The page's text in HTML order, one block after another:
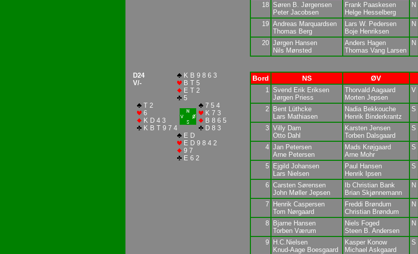
18
Søren B. Jørgensen
Peter Jacobsen
Frank Paaskesen
Helge Hesselberg
N
19 Andreas Marquardsen
Thomas Berg
Lars W. Pedersen
Boje Henriksen
N
20 Jørgen Hansen
Nils Mønsted
Anders Hagen
Thomas Vang Larsen
N
D24
V/-
K B 9 8 6 3
B T 5
E T 2
5
T 2
6
K D 4 3
K B T 9 7 4
7 5 4
K 7 3
B 8 6 5
D 8 3
E D
E D 9 8 4 2
9 7
E 6 2
Bord NS ØV
1
Svend Erik Eriksen
Jørgen Priess
Thorvald Aagaard
Morten Jepsen
V
2
Bent Lüthcke
Lars Mathiasen
Nadia Bekkouche
Henrik Binderkrantz
S
3 Villy Dam
Otto Dahl
Karsten Jensen
Torben Dalsgaard
S
4 Jan Petersen
Arne Petersen
Mads Krøjgaard
Arne Mohr
S
5
Ejgild Johansen
Lars Nielsen
Paul Hansen
Henrik Ipsen
S
6 Carsten Sørensen
John Møller Jepsen
Ib Christian Bank
Brian Skjønnemann
N
7
Henrik Caspersen
Tom Nørgaard
Freddi Brøndum
Christian Brøndum
N
8
Bjarne Hansen
Torben Værum
Niels Foged
Steen B. Andersen
N
9
H.C.Nielsen
Knud-Aage Boesgaard
Kasper Konow
Michael Askgaard
S